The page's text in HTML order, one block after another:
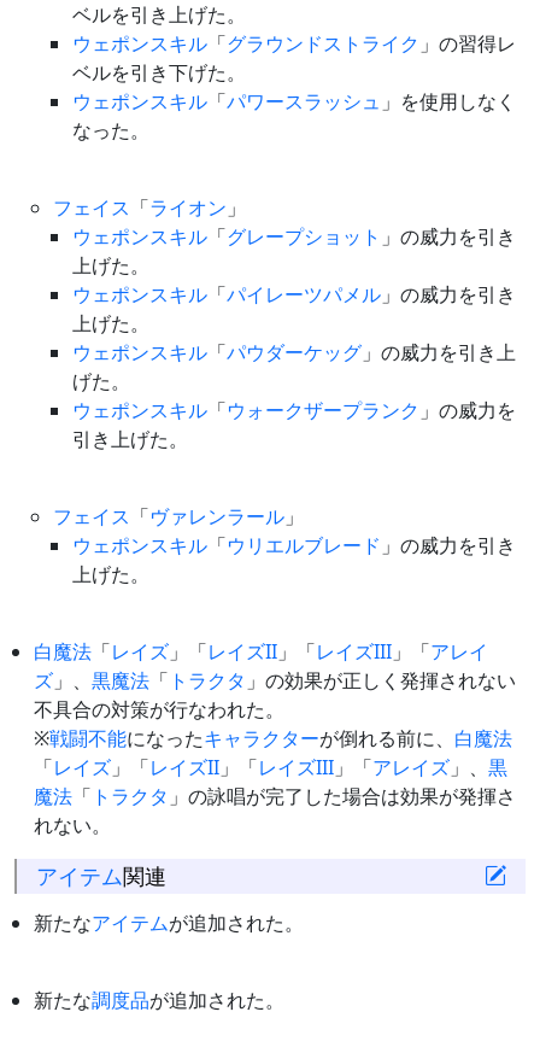
ベルを引き上げた。
ウェポンスキル 「グラウンドストライク 」の習得レ
ベルを引き下げた。
ウェポンスキル 「パワースラッシュ 」を使用しなく
なった。
フェイス 「ライオン 」
ウェポンスキル 「グレープショット 」の威力を引き
上げた。
ウェポンスキル 「パイレーツパメル 」の威力を引き
上げた。
ウェポンスキル 「パウダーケッグ 」の威力を引き上
げた。
ウェポンスキル 「ウォークザープランク 」の威力を
引き上げた。
フェイス 「ヴァレンラール 」
ウェポンスキル 「ウリエルブレード 」の威力を引き
上げた。
白魔法 「レイズ 」「レイズII 」「レイズIII 」「アレイ
ズ 」、 黒魔法 「 トラクタ 」の効果が正しく発揮されない
不具合の対策が行なわれた。
※戦闘不能になったキャラクターが倒れる前に、 白魔法
「レイズ 」「レイズII 」「レイズIII 」「アレイズ 」、 黒
魔法 「 トラクタ 」の詠唱が完了した場合は効果が発揮さ
れない。
アイテム関連
新たなアイテムが追加された。
新たな調度品が追加された。